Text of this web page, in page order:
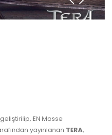
EN Masse
yayınlanan TERA,